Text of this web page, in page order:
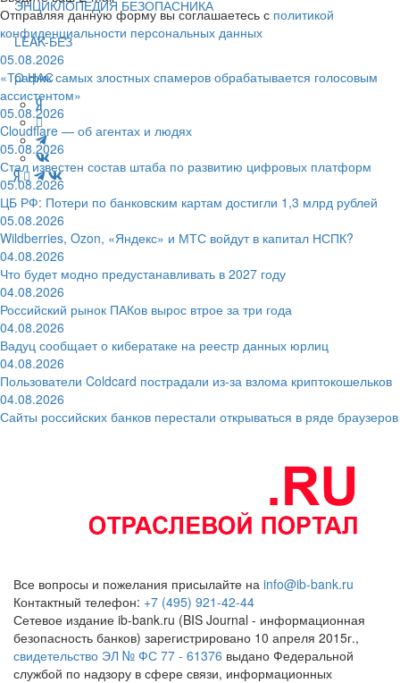
ЭНЦИКЛОПЕДИЯ БЕЗОПАСНИКА
LEAK-БЕЗ
О НАС
Отправляя данную форму вы соглашаетесь с политикой
конфиденциальности персональных данных
05.08.2026
«Трафик самых злостных спамеров обрабатывается голосовым
ассистентом»
05.08.2026
Cloudflare — об агентах и людях
05.08.2026
Стал известен состав штаба по развитию цифровых платформ
05.08.2026
ЦБ РФ: Потери по банковским картам достигли 1,3 млрд рублей
05.08.2026
Wildberries, Ozon, «Яндекс» и МТС войдут в капитал НСПК?
04.08.2026
Что будет модно предустанавливать в 2027 году
04.08.2026
Российский рынок ПАКов вырос втрое за три года
04.08.2026
Вадуц сообщает о кибератаке на реестр данных юрлиц
04.08.2026
Пользователи Coldcard пострадали из-за взлома криптокошельков
04.08.2026
Сайты российских банков перестали открываться в ряде браузеров
Все вопросы и пожелания присылайте на info@ib-bank.ru
Контактный телефон: +7 (495) 921-42-44
Сетевое издание ib-bank.ru (BIS Journal - информационная
безопасность банков) зарегистрировано 10 апреля 2015г.,
свидетельство ЭЛ № ФС 77 - 61376 выдано Федеральной
службой по надзору в сфере связи, информационных